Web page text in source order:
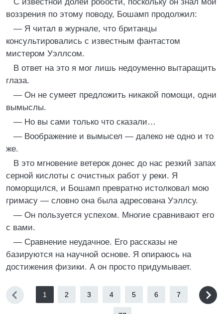
воззрения по этому поводу, Бошамп продолжил:
— Я читал в журнале, что британцы
консультировались с известным фантастом
мистером Уэллсом.
В ответ на это я мог лишь недоуменно вытаращить
глаза.
— Он не сумеет предложить никакой помощи, одни
вымыслы.
— Но вы сами только что сказали…
— Воображение и вымысел — далеко не одно и то
же.
В это мгновение ветерок донес до нас резкий запах
серной кислоты с очистных работ у реки. Я
поморщился, и Бошамп превратно истолковал мою
гримасу — словно она была адресована Уэллсу.
— Он пользуется успехом. Многие сравнивают его
с вами.
— Сравнение неудачное. Его рассказы не
базируются на научной основе. Я опираюсь на
достижения физики. А он просто придумывает.
1 2 3 4 5 6 7